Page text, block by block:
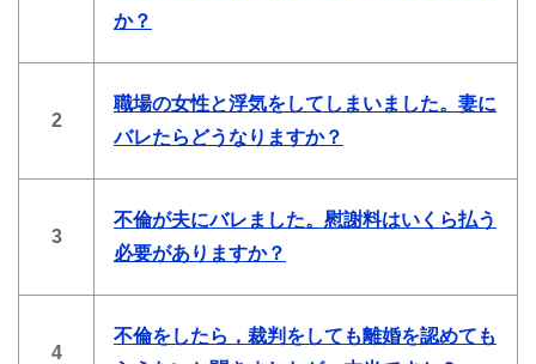
か？
2
職場の女性と浮気をしてしまいました。妻に
バレたらどうなりますか？
3
不倫が夫にバレました。慰謝料はいくら払う
必要がありますか？
4
不倫をしたら，裁判をしても離婚を認めても